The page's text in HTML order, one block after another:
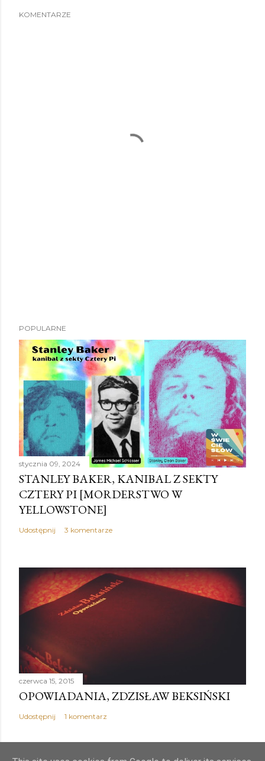
KOMENTARZE
POPULARNE
stycznia 09, 2024
STANLEY BAKER, KANIBAL Z SEKTY
CZTERY PI [MORDERSTWO W
YELLOWSTONE]
Udostępnij 3 komentarze
czerwca 15, 2015
OPOWIADANIA, ZDZISŁAW BEKSIŃSKI
Udostępnij 1 komentarz